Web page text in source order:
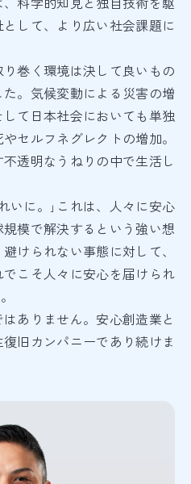
して、より広い社会課題に
巻く環境は決して良いもの
。気候変動による災害の増
て日本社会においても単独
セルフネグレクトの増加。
透明なうねりの中で生活し
いに。｣これは、人々に安心
模で解決するという強い想
けられない事態に対して、
こそ人々に安心を届けられ
ありません。安心創造業と
旧カンパニーであり続けま